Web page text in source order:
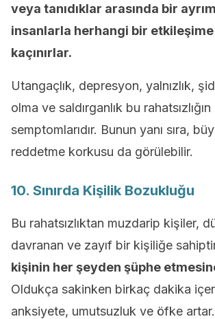
veya tanıdıklar arasında bir
insanlarla herhangi bir
kaçınırlar.
Utangaçlık, depresyon, yalnızlık,
olma ve saldırganlık bu rahatsızlığın
semptomlarıdır. Bunun yanı sıra,
reddetme korkusu da görülebilir.
10. Sınırda Kişilik Bozukluğu
Bu rahatsızlıktan muzdarip kişiler,
davranan ve zayıf bir kişiliğe
kişinin her şeyden şüphe
Oldukça sakinken birkaç dakika
anksiyete, umutsuzluk ve öfke